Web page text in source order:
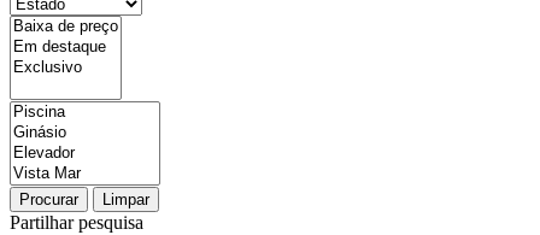
Procurar Limpar
Partilhar pesquisa